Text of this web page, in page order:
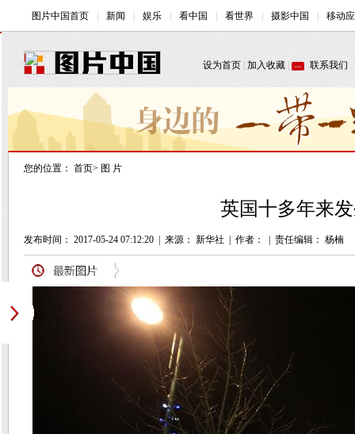
您的位置： 首页> 图 片
英国十多年来
发布时间： 2017-05-24 07:12:20 来源： 新华社 作者： 责任编辑： 杨楠